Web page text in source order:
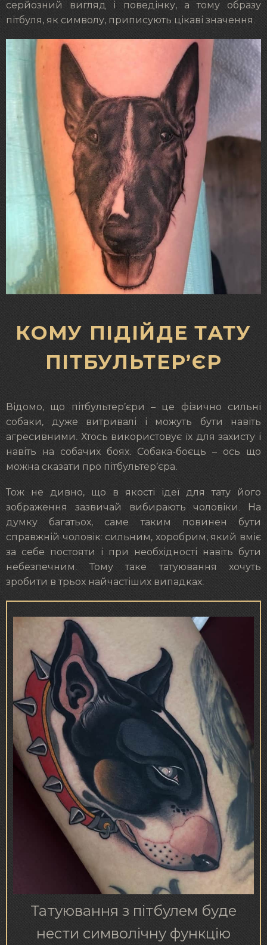
серйозний вигляд і поведінку, а тому образу
пітбуля, як символу, приписують цікаві значення.
КОМУ ПІДІЙДЕ ТАТУ
ПІТБУЛЬТЕР’ЄР
Відомо, що пітбультер’єри – це фізично сильні
собаки, дуже витривалі і можуть бути навіть
агресивними. Хтось використовує їх для захисту і
навіть на собачих боях. Собака-боєць – ось що
можна сказати про пітбультер’єра.
Тож не дивно, що в якості ідеї для тату його
зображення зазвичай вибирають чоловіки. На
думку багатьох, саме таким повинен бути
справжній чоловік: сильним, хоробрим, який вміє
за себе постояти і при необхідності навіть бути
небезпечним. Тому таке татуювання хочуть
зробити в трьох найчастіших випадках.
Татуювання з пітбулем буде
нести символічну функцію